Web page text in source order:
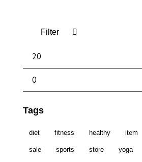
Filter
Tags
diet fitness healthy item
sale sports store yoga